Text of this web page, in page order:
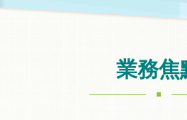
業務焦
.